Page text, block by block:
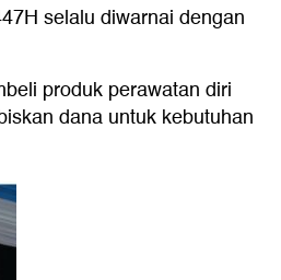
selalu diwarnai dengan
produk perawatan diri
dana untuk kebutuhan